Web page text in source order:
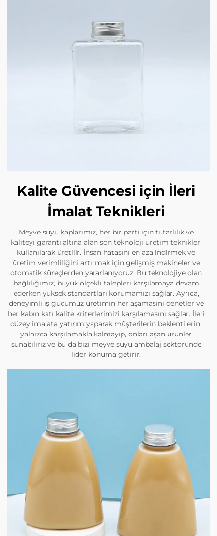
Kalite Güvencesi için İleri
İmalat Teknikleri
Meyve suyu kaplarımız, her bir parti için tutarlılık ve
kaliteyi garanti altına alan son teknoloji üretim teknikleri
kullanılarak üretilir. İnsan hatasını en aza indirmek ve
üretim verimliliğini artırmak için gelişmiş makineler ve
otomatik süreçlerden yararlanıyoruz. Bu teknolojiye olan
bağlılığımız, büyük ölçekli talepleri karşılamaya devam
ederken yüksek standartları korumamızı sağlar. Ayrıca,
deneyimli iş gücümüz üretimin her aşamasını denetler ve
her kabın katı kalite kriterlerimizi karşılamasını sağlar. İleri
düzey imalata yatırım yaparak müşterilerin beklentilerini
yalnızca karşılamakla kalmayıp, onları aşan ürünler
sunabiliriz ve bu da bizi meyve suyu ambalaj sektöründe
lider konuma getirir.